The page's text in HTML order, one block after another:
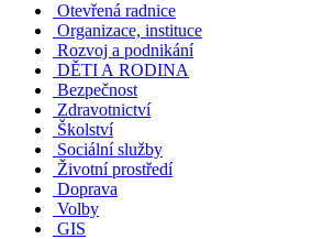
Otevřená radnice
Organizace, instituce
Rozvoj a podnikání
DĚTI A RODINA
Bezpečnost
Zdravotnictví
Školství
Sociální služby
Životní prostředí
Doprava
Volby
GIS